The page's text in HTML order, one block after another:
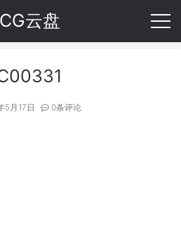
云盘
5月17日 0条评论